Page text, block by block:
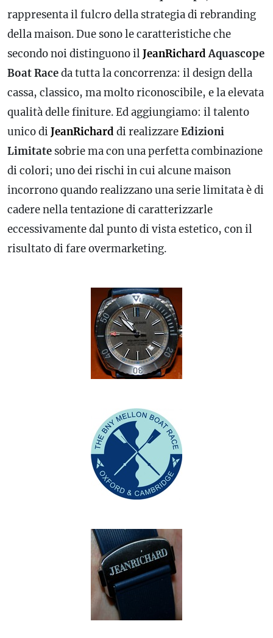
rappresenta il fulcro della strategia di rebranding
della maison. Due sono le caratteristiche che
secondo noi distinguono ilJeanRichard Aquascope
Boat Raceda tutta la concorrenza: il design della
cassa, classico, ma molto riconoscibile, e la elevata
qualità delle finiture. Ed aggiungiamo: il talento
unico diJeanRichard di realizzareEdizioni
Limitate sobrie ma con una perfetta combinazione
di colori; uno dei rischi in cui alcune maison
incorrono quando realizzano una serie limitata è di
cadere nella tentazione di caratterizzarle
eccessivamente dal punto di vista estetico, con il
risultato di fare overmarketing.